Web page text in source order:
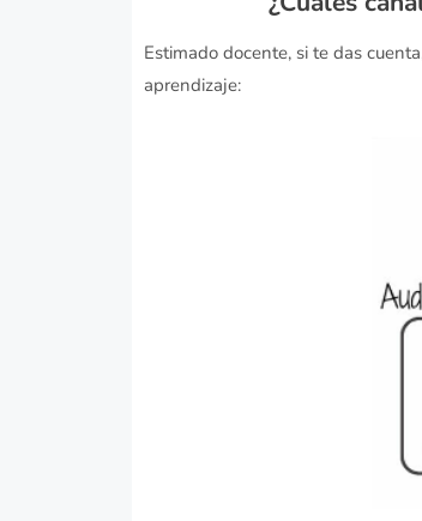
Estimado docente, si te das
aprendizaje: